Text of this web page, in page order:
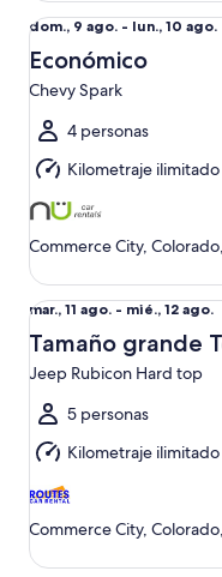
Del
dom.,
9
ago.
al
lun.,
10
ago.
dom., 9 ago. - lun., 10 ago.
Económico
Chevy Spark
4 personas
Kilometraje ilimitado
Commerce City,
Económico Chevy
Del
mar.,
11
ago.
al
mié.,
12
ago.
mar., 11 ago. - mié., 12 ago.
Tamaño grande
Jeep Rubicon Hard top
5 personas
Kilometraje ilimitado
Commerce City,
Tamaño grande